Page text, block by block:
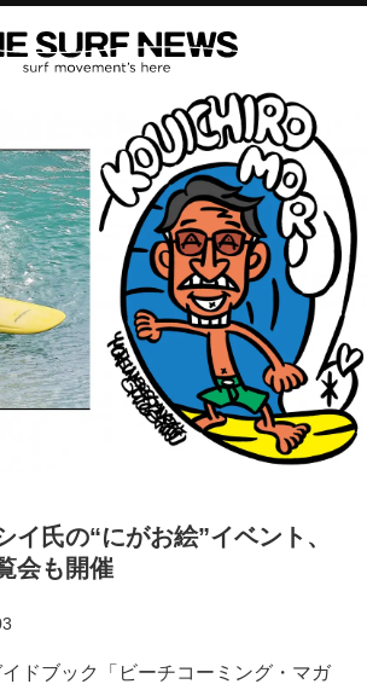
イ氏の“にがお絵”イベント、
会も開催
ドブック「ビーチコーミング・マガ
初、サーフィンを軸に地域活性化へ
ア独占インタビュー】旧友レオ、ジャ
プライベートセッション
ート＆ロング開幕戦・現地リポート（高
ュース